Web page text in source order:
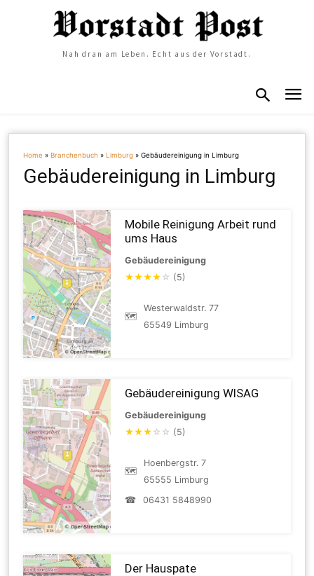
Nah dran am Leben. Echt aus der Vorstadt.
Home »Branchenbuch »Limburg »Gebäudereinigung in Limburg
Gebäudereinigung in Limburg
Mobile Reinigung Arbeit rund
ums Haus
Gebäudereinigung
★★★★ ☆ (5)
🗺
Westerwaldstr. 77
65549 Limburg
Gebäudereinigung WISAG
Gebäudereinigung
★★★ ☆ ☆ (5)
🗺
Hoenbergstr. 7
65555 Limburg
☎
06431 5848990
Der Hauspate